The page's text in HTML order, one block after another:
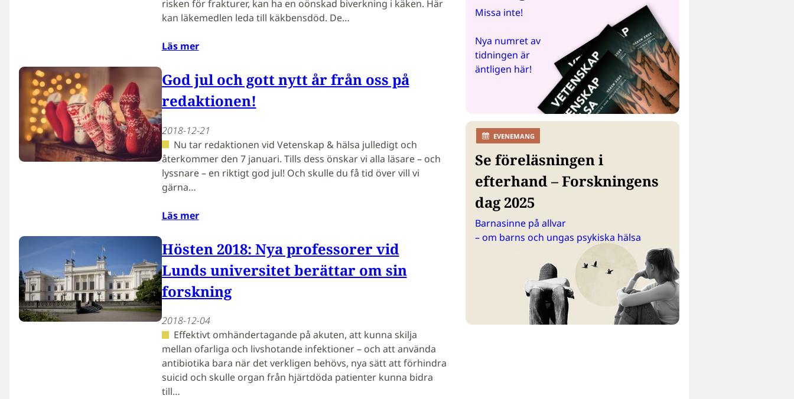
risken för frakturer, kan ha en oönskad biverkning i käken. Här
kan läkemedlen leda till käkbensdöd. De…
Läs mer
God jul och gott nytt år från oss på
redaktionen!
2018-12-21
Nu tar redaktionen vid Vetenskap & hälsa julledigt och
återkommer den 7 januari. Tills dess önskar vi alla läsare – och
lyssnare – en riktigt god jul! Och skulle du få tid över vill vi
gärna…
Läs mer
Hösten 2018: Nya professorer vid
Lunds universitet berättar om sin
forskning
2018-12-04
Effektivt omhändertagande på akuten, att kunna skilja
mellan ofarliga och livshotande infektioner – och att använda
antibiotika bara när det verkligen behövs, nya sätt att förhindra
suicid och skulle organ från hjärtdöda patienter kunna bidra
till…
Missa inte!
Nya numret av
tidningen är
äntligen här!
EVENEMANG
Se föreläsningen i
efterhand – Forskningens
dag 2025
Barnasinne på allvar
– om barns och ungas psykiska hälsa